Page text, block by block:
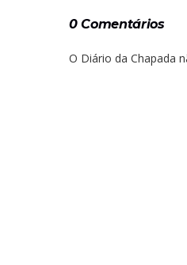
0 Comentários
O Diário da Chapada